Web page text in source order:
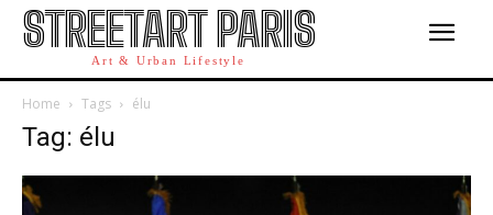
STREETART PARIS
Art & Urban Lifestyle
Home Tags élu
Tag: élu